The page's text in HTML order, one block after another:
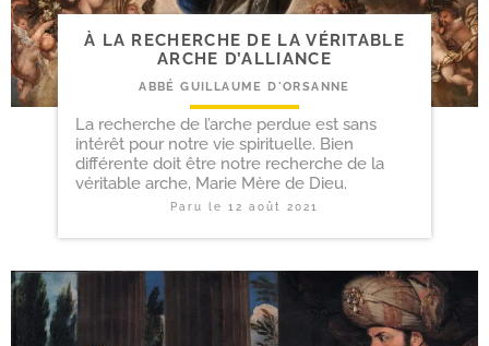
À LA RECHERCHE DE LA VÉRITABLE
ARCHE D’ALLIANCE
ABBÉ GUILLAUME D'ORSANNE
La recherche de l’arche perdue est sans
intérêt pour notre vie spirituelle. Bien
différente doit être notre recherche de la
véritable arche, Marie Mère de Dieu.
Paru le 12 août 2021